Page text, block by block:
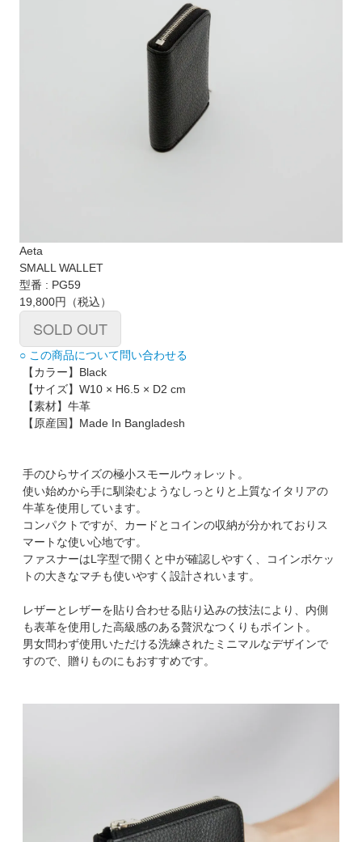
Aeta
SMALL WALLET
型番 : PG59
19,800円 （税込）
SOLD OUT
○ この商品について問い合わせる
【カラー】Black
【サイズ】W10 × H6.5 × D2 cm
【素材】牛革
【原産国】Made In Bangladesh
手のひらサイズの極小スモールウォレット。
使い始めから手に馴染むようなしっとりと上質なイタリアの
牛革を使用しています。
コンパクトですが、カードとコインの収納が分かれておりス
マートな使い心地です。
ファスナーはL字型で開くと中が確認しやすく、コインポケッ
トの大きなマチも使いやすく設計されいます。
レザーとレザーを貼り合わせる貼り込みの技法により、内側
も表革を使用した高級感のある贅沢なつくりもポイント。
男女問わず使用いただける洗練されたミニマルなデザインで
すので、贈りものにもおすすめです。